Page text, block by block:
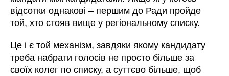
відсотки однакові – першим до Ради пройде
той, хто стояв вище у регіональному списку.
Це і є той механізм, завдяки якому кандидату
треба набрати голосів не просто більше за
своїх колег по списку, а суттєво більше, щоб